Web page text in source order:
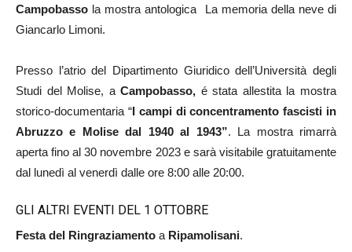
Campobasso la mostra antologica La memoria della neve di
Giancarlo Limoni.
Presso l’atrio del Dipartimento Giuridico dell’Università degli
Studi del Molise, aCampobasso, é stata allestita la mostra
storico-documentaria “I campi di concentramento fascisti in
Abruzzo e Molise dal 1940 al 1943”. La mostra rimarrà
aperta fino al 30 novembre 2023 e sarà visitabile gratuitamente
dal lunedì al venerdì dalle ore 8:00 alle 20:00.
GLI ALTRI EVENTI DEL 1 OTTOBRE
Festa del Ringraziamento a Ripamolisani.